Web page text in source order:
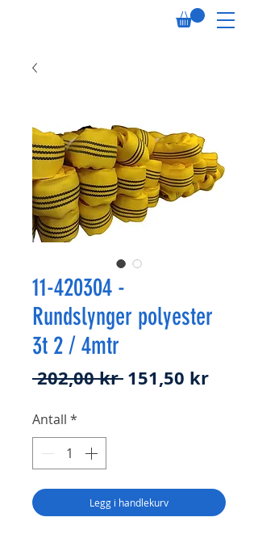
11-420304 -
Rundslynger polyester
3t 2 / 4mtr
202,00 kr Vanlig
151,50 kr
Antall *
Legg i handlekurv